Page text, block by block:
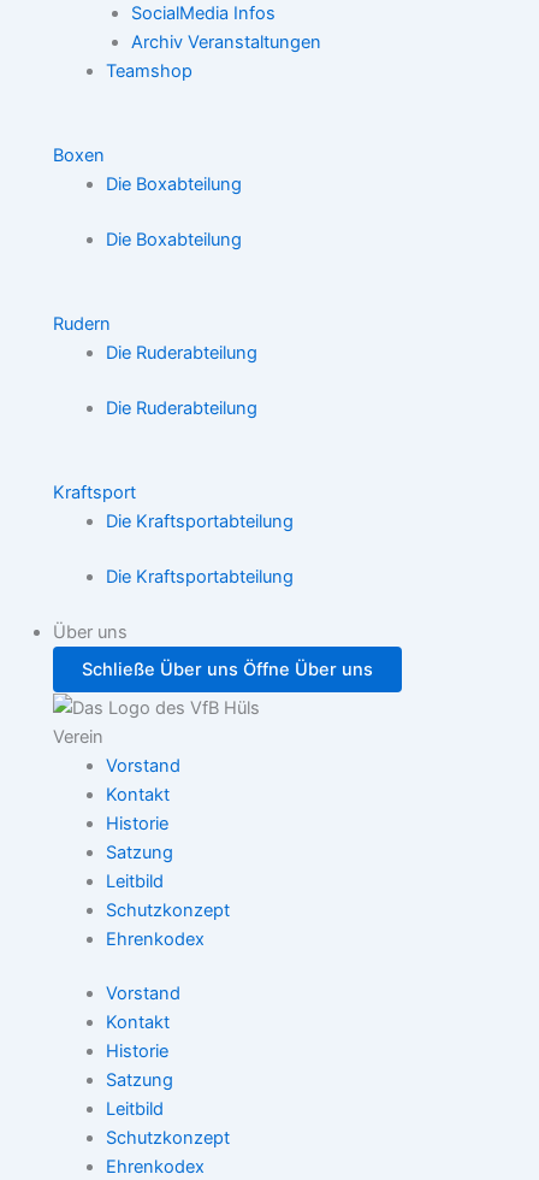
SocialMedia Infos
Archiv Veranstaltungen
Teamshop
Boxen
Die Boxabteilung
Die Boxabteilung
Rudern
Die Ruderabteilung
Die Ruderabteilung
Kraftsport
Die Kraftsportabteilung
Die Kraftsportabteilung
Über uns
Schließe Über uns Öffne Über uns
Verein
Vorstand
Kontakt
Historie
Satzung
Leitbild
Schutzkonzept
Ehrenkodex
Vorstand
Kontakt
Historie
Satzung
Leitbild
Schutzkonzept
Ehrenkodex